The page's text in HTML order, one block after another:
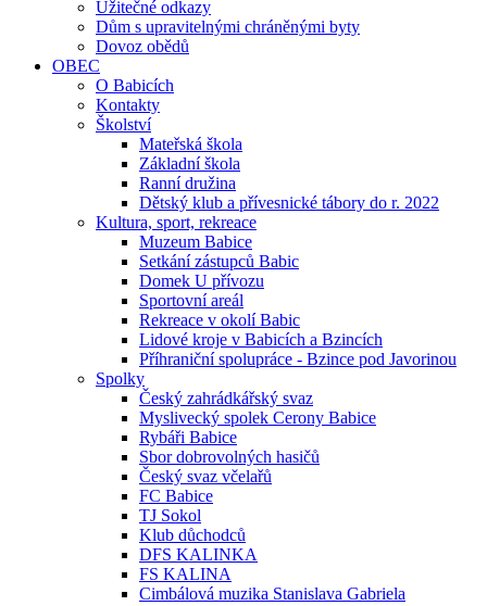
Užitečné odkazy
Dům s upravitelnými chráněnými byty
Dovoz obědů
OBEC
O Babicích
Kontakty
Školství
Mateřská škola
Základní škola
Ranní družina
Dětský klub a přívesnické tábory do r. 2022
Kultura, sport, rekreace
Muzeum Babice
Setkání zástupců Babic
Domek U přívozu
Sportovní areál
Rekreace v okolí Babic
Lidové kroje v Babicích a Bzincích
Příhraniční spolupráce - Bzince pod Javorinou
Spolky
Český zahrádkářský svaz
Myslivecký spolek Cerony Babice
Rybáři Babice
Sbor dobrovolných hasičů
Český svaz včelařů
FC Babice
TJ Sokol
Klub důchodců
DFS KALINKA
FS KALINA
Cimbálová muzika Stanislava Gabriela